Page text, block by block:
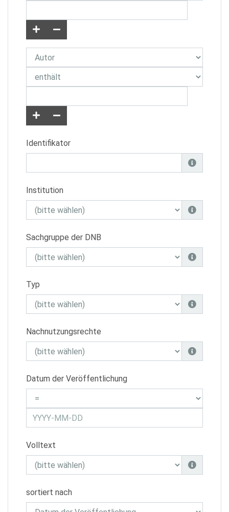
Identifikator
Institution
Sachgruppe der DNB
Typ
Nachnutzungsrechte
Datum der Veröffentlichung
Volltext
sortiert nach